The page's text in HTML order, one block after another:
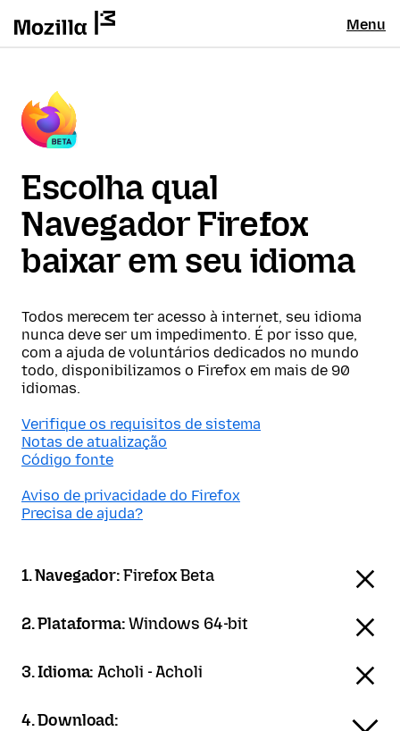
Menu
Escolha qual
Navegador Firefox
baixar em seu idioma
Todos merecem ter acesso à internet, seu idioma
nunca deve ser um impedimento. É por isso que,
com a ajuda de voluntários dedicados no mundo
todo, disponibilizamos o Firefox em mais de 90
idiomas.
Verifique os requisitos de sistema
Notas de atualização
Código fonte
Aviso de privacidade do Firefox
Precisa de ajuda?
1. Navegador:Firefox Beta
2. Plataforma:Windows 64-bit
3. Idioma:Acholi - Acholi
4. Download: